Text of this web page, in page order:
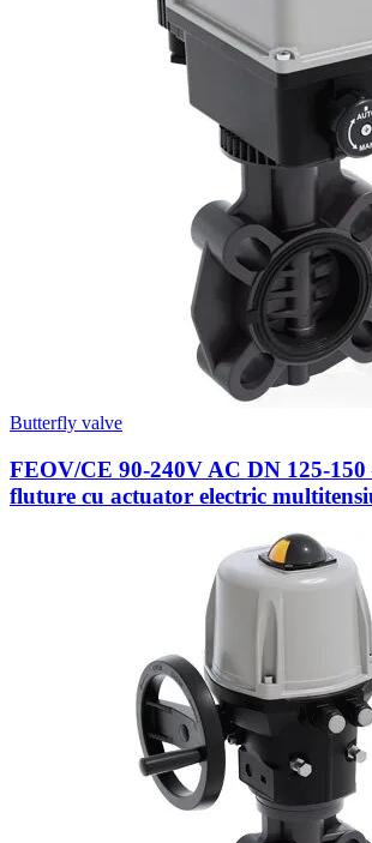
Butterfly valve
FEOV/CE 90-240V AC DN 125-
fluture cu actuator electric